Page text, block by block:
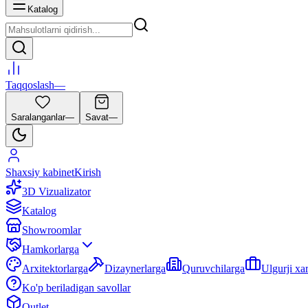
Katalog
Taqqoslash—
Saralanganlar— Savat—
Shaxsiy kabinetKirish
3D Vizualizator
Katalog
Showroomlar
Hamkorlarga
Arxitektorlarga
Dizaynerlarga Quruvchilarga
Ulgurji
Ko'p beriladigan savollar